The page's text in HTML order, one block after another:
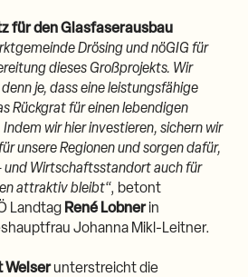
für den Glasfaserausbau
Drösing und nöGIG für
dieses Großprojekts. Wir
je, dass eine leistungsfähige
Rückgrat für einen lebendigen
wir hier investieren, sichern wir
unsere Regionen und sorgen dafür,
und Wirtschaftsstandort auch für
attraktiv bleibt“, betont
Landtag René Lobnerin
Johanna Mikl-Leitner.
Weiserunterstreicht die